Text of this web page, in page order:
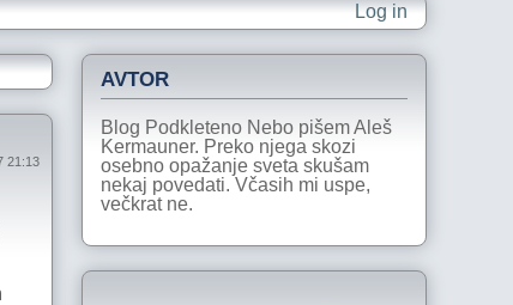
Log in
21:13
AVTOR
Blog Podkleteno Nebo pišem Aleš
Kermauner. Preko njega skozi
osebno opažanje sveta skušam
nekaj povedati. Včasih mi uspe,
večkrat ne.